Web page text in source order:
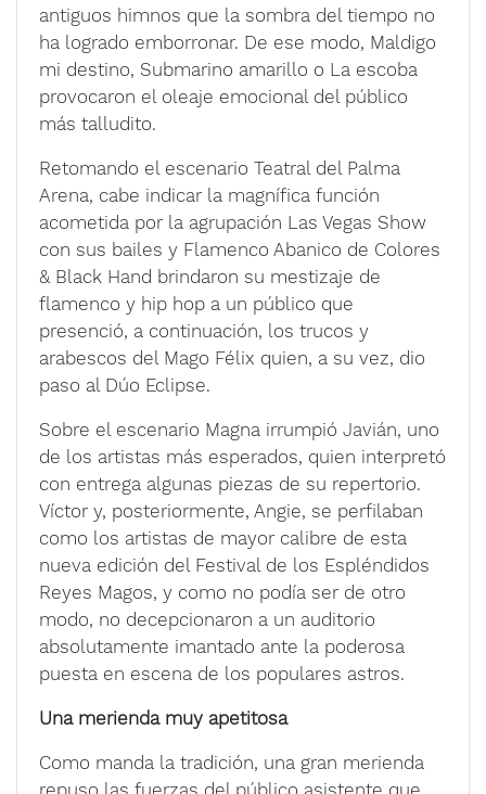
antiguos himnos que la sombra del tiempo no
ha logrado emborronar. De ese modo, Maldigo
mi destino, Submarino amarillo o La escoba
provocaron el oleaje emocional del público
más talludito.
Retomando el escenario Teatral del Palma
Arena, cabe indicar la magnífica función
acometida por la agrupación Las Vegas Show
con sus bailes y Flamenco Abanico de Colores
& Black Hand brindaron su mestizaje de
flamenco y hip hop a un público que
presenció, a continuación, los trucos y
arabescos del Mago Félix quien, a su vez, dio
paso al Dúo Eclipse.
Sobre el escenario Magna irrumpió Javián, uno
de los artistas más esperados, quien interpretó
con entrega algunas piezas de su repertorio.
Víctor y, posteriormente, Angie, se perfilaban
como los artistas de mayor calibre de esta
nueva edición del Festival de los Espléndidos
Reyes Magos, y como no podía ser de otro
modo, no decepcionaron a un auditorio
absolutamente imantado ante la poderosa
puesta en escena de los populares astros.
Una merienda muy apetitosa
Como manda la tradición, una gran merienda
repuso las fuerzas del público asistente que,